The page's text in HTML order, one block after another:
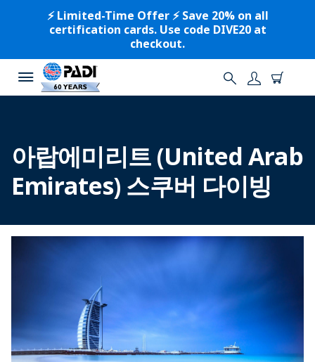
⚡️ Limited-Time Offer ⚡️ Save 20% on all
certification cards. Use code DIVE20 at
checkout.
아랍에미리트 (United Arab
Emirates) 스쿠버 다이빙